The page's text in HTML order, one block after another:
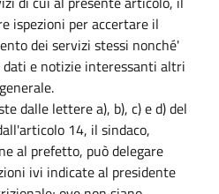
ispezioni per accertare il
dei servizi stessi nonché'
dati e notizie interessanti altri
dalle lettere a), b), c) e d) del
14, il sindaco,
al prefetto, può delegare
ivi indicate al presidente